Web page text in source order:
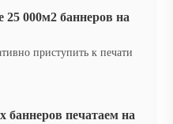
25 000м2 баннеров на
приступить к печати
баннеров печатаем на